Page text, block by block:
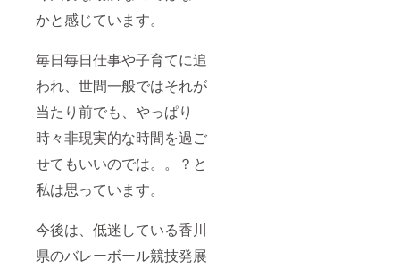
かと感じています。
毎日毎日仕事や子育てに追
われ、世間一般ではそれが
当たり前でも、やっぱり
時々非現実的な時間を過ご
せてもいいのでは。。？と
私は思っています。
今後は、低迷している香川
県のバレーボール競技発展